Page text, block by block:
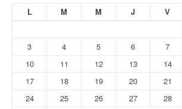
L M M J V
3
4 5 6 7
10
11 12 13 14
17
18 19 20 21
24
25 26 27 28